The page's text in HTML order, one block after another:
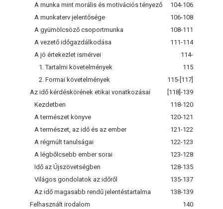
A munka mint morális és motivációs tényező
104-106
A munkaterv jelentősége
106-108
A gyümölcsöző csoportmunka
108-111
A vezető időgazdálkodása
111-114
A jó értekezlet ismérvei
114-
1. Tartalmi követelmények
115
2. Formai követelmények
115-[117]
Az idő kérdéskörének etikai vonatkozásai
[118]-139
Kezdetben
118-120
A természet könyve
120-121
A természet, az idő és az ember
121-122
A régmúlt tanulságai
122-123
A légbőlcsebb ember sorai
123-128
Idő az Újszövetségben
128-135
Világos gondolatok az időről
135-137
Az idő magasabb rendű jelentéstartalma
138-139
Felhasznált irodalom
140